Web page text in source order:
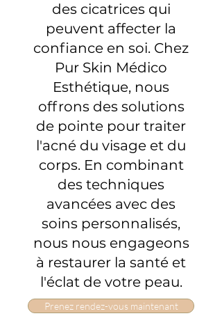
des cicatrices qui
peuvent affecter la
confiance en soi. Chez
Pur Skin Médico
Esthétique, nous
offrons des solutions
de pointe pour traiter
l'acné du visage et du
corps. En combinant
des techniques
avancées avec des
soins personnalisés,
nous nous engageons
à restaurer la santé et
l'éclat de votre peau.
Prenez rendez-vous maintenant